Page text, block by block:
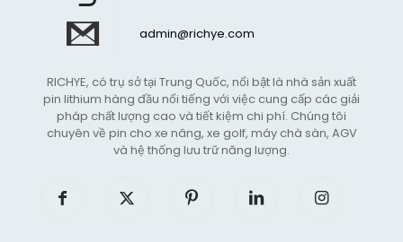
admin@richye.com
RICHYE, có trụ sở tại Trung Quốc, nổi bật là nhà sản xuất
pin lithium hàng đầu nổi tiếng với việc cung cấp các giải
pháp chất lượng cao và tiết kiệm chi phí. Chúng tôi
chuyên về pin cho xe nâng, xe golf, máy chà sàn, AGV
và hệ thống lưu trữ năng lượng.